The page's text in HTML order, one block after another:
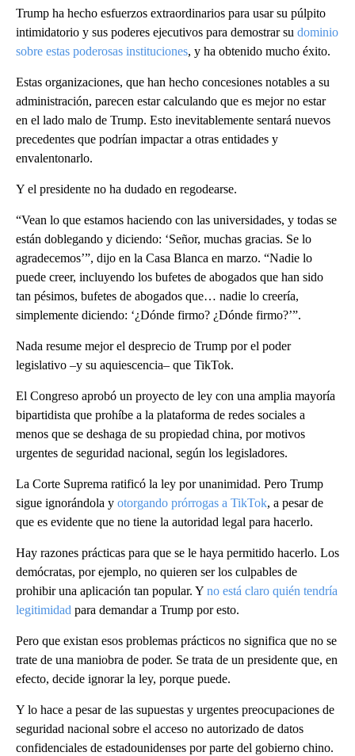
Trump ha hecho esfuerzos extraordinarios para usar su púlpito
intimidatorio y sus poderes ejecutivos para demostrar su dominio
sobre estas poderosas instituciones, y ha obtenido mucho éxito.
Estas organizaciones, que han hecho concesiones notables a su
administración, parecen estar calculando que es mejor no estar
en el lado malo de Trump. Esto inevitablemente sentará nuevos
precedentes que podrían impactar a otras entidades y
envalentonarlo.
Y el presidente no ha dudado en regodearse.
“Vean lo que estamos haciendo con las universidades, y todas se
están doblegando y diciendo: ‘Señor, muchas gracias. Se lo
agradecemos’”, dijo en la Casa Blanca en marzo. “Nadie lo
puede creer, incluyendo los bufetes de abogados que han sido
tan pésimos, bufetes de abogados que… nadie lo creería,
simplemente diciendo: ‘¿Dónde firmo? ¿Dónde firmo?’”.
Nada resume mejor el desprecio de Trump por el poder
legislativo –y su aquiescencia– que TikTok.
El Congreso aprobó un proyecto de ley con una amplia mayoría
bipartidista que prohíbe a la plataforma de redes sociales a
menos que se deshaga de su propiedad china, por motivos
urgentes de seguridad nacional, según los legisladores.
La Corte Suprema ratificó la ley por unanimidad. Pero Trump
sigue ignorándola y otorgando prórrogas a TikTok, a pesar de
que es evidente que no tiene la autoridad legal para hacerlo.
Hay razones prácticas para que se le haya permitido hacerlo. Los
demócratas, por ejemplo, no quieren ser los culpables de
prohibir una aplicación tan popular. Y no está claro quién tendría
legitimidad para demandar a Trump por esto.
Pero que existan esos problemas prácticos no significa que no se
trate de una maniobra de poder. Se trata de un presidente que, en
efecto, decide ignorar la ley, porque puede.
Y lo hace a pesar de las supuestas y urgentes preocupaciones de
seguridad nacional sobre el acceso no autorizado de datos
confidenciales de estadounidenses por parte del gobierno chino.